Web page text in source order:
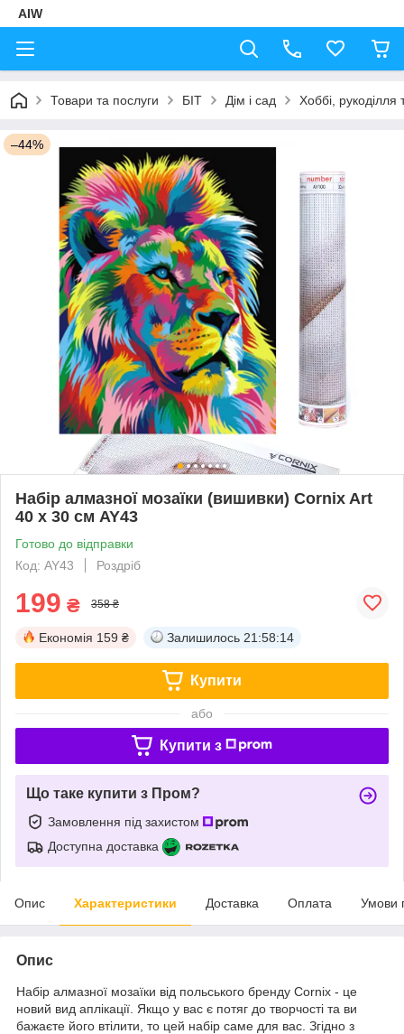
AIW
Товари та послуги БІТ Дім і сад Хоббі, рукоділля
–44%
Набір алмазної мозаїки (вишивки) Cornix Art
40 x 30 см AY43
Готово до відправки
Код: AY43
Роздріб
199 ₴ 358 ₴
Економія 159 ₴ Залишилось 21:58:13
Купити
або
Купити з
Що таке купити з Пром?
Замовлення під захистом
Доступна доставка
Опис Характеристики Доставка Оплата Умови
Опис
Набір алмазної мозаїки від польського бренду Cornix - це
новий вид аплікації. Якщо у вас є потяг до творчості та ви
бажаєте його втілити, то цей набір саме для вас. Згідно з